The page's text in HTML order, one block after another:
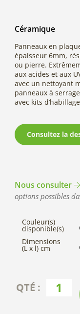
Céramique
Panneaux en
épaisseur 6mm,
ou pierre.
aux acides et aux
avec un nettoyant
panneaux à
avec kits
Consultez la
Nous consulter
options possibles
Couleur(s)
disponible(s)
Dimensions
(L x l) cm